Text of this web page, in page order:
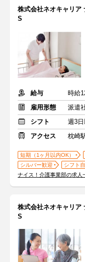
株式会社ネオキャリ
S
給与
時給
雇用形態
派遣
シフト
週3
アクセス
枕崎
短期（1ヶ月以内OK）
シルバー歓迎
シフト
ナイス！介護事業部の求人
株式会社ネオキャリ
S